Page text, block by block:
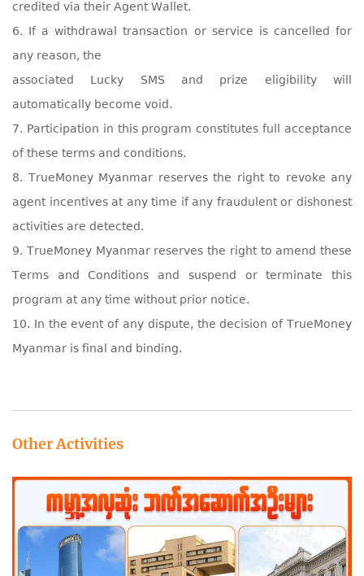
credited via their Agent Wallet.
6. If a withdrawal transaction or service is cancelled for
any reason, the
associated Lucky SMS and prize eligibility will
automatically become void.
7. Participation in this program constitutes full acceptance
of these terms and conditions.
8. TrueMoney Myanmar reserves the right to revoke any
agent incentives at any time if any fraudulent or dishonest
activities are detected.
9. TrueMoney Myanmar reserves the right to amend these
Terms and Conditions and suspend or terminate this
program at any time without prior notice.
10. In the event of any dispute, the decision of TrueMoney
Myanmar is final and binding.
Other Activities